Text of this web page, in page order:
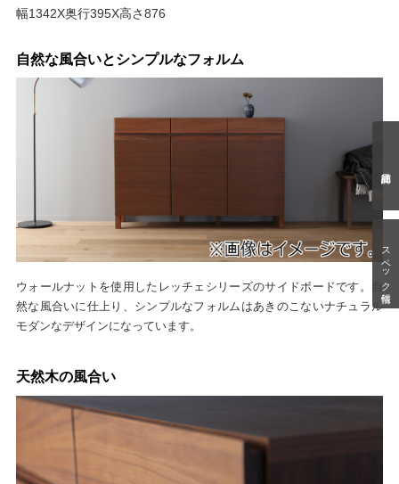
スペック情報
幅1342X奥行395X高さ876
自然な風合いとシンプルなフォルム
ウォールナットを使用したレッチェシリーズのサイドボードです。自
然な風合いに仕上り、シンプルなフォルムはあきのこないナチュラル
モダンなデザインになっています。
天然木の風合い